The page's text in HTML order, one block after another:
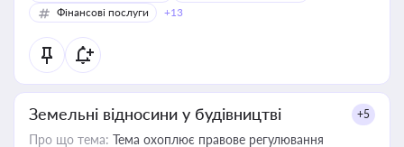
Фінансові послуги
+13
Земельні відносини у будівництві +5
Про що тема: Тема охоплює правове регулювання